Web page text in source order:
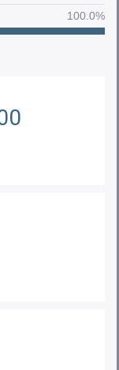
100.0%